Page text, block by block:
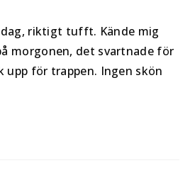
riktigt tufft. Kände mig
morgonen, det svartnade för
upp för trappen. Ingen skön